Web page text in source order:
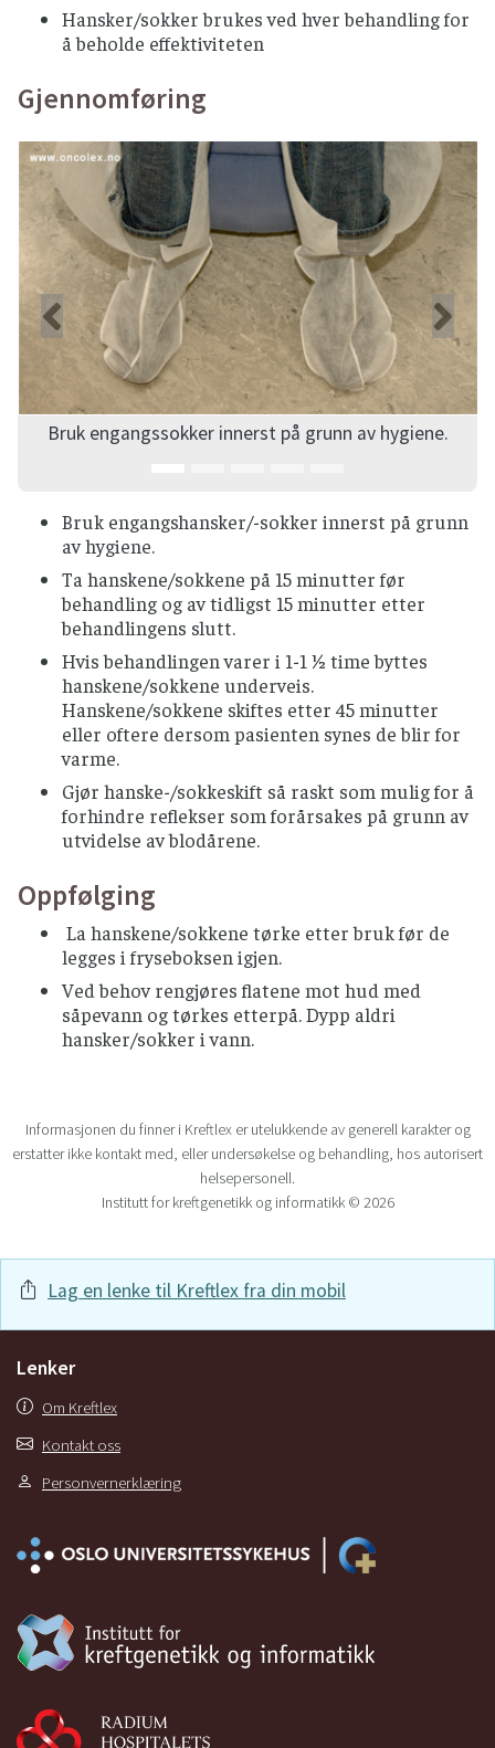
Hansker/sokker brukes ved hver behandling for
å beholde effektiviteten
Gjennomføring
Bruk engangssokker innerst på grunn av hygiene.
Forrige
Bruk engangshansker/-sokker innerst på grunn
av hygiene.
Ta hanskene/sokkene på 15 minutter før
behandling og av tidligst 15 minutter etter
behandlingens slutt.
Hvis behandlingen varer i 1-1 ½ time byttes
hanskene/sokkene underveis.
Hanskene/sokkene skiftes etter 45 minutter
eller oftere dersom pasienten synes de blir for
varme.
Gjør hanske-/sokkeskift så raskt som mulig for å
forhindre reflekser som forårsakes på grunn av
utvidelse av blodårene.
Oppfølging
La hanskene/sokkene tørke etter bruk før de
legges i fryseboksen igjen.
Ved behov rengjøres flatene mot hud med
såpevann og tørkes etterpå. Dypp aldri
hansker/sokker i vann.
Informasjonen du finner i Kreftlex er utelukkende av generell karakter og
erstatter ikke kontakt med, eller undersøkelse og behandling, hos autorisert
helsepersonell.
Institutt for kreftgenetikk og informatikk © 2026
Lag en lenke til Kreftlex fra din mobil
Lenker
Om Kreftlex
Kontakt oss
Personvernerklæring